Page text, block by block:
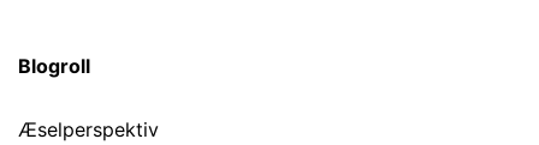
Blogroll
Æselperspektiv